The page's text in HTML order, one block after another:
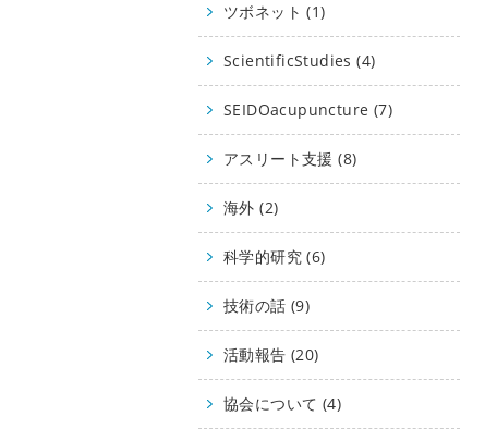
ツボネット (1)
ScientificStudies (4)
SEIDOacupuncture (7)
アスリート支援 (8)
海外 (2)
科学的研究 (6)
技術の話 (9)
活動報告 (20)
協会について (4)